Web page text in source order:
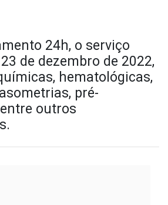
24h, o serviço
de dezembro de 2022,
hematológicas,
pré-
outros